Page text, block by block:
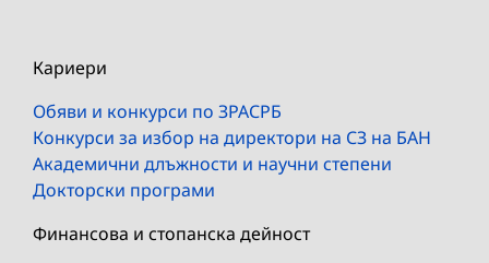
Кариери
Обяви и конкурси по ЗРАСРБ
Конкурси за избор на директори на СЗ на БАН
Академични длъжности и научни степени
Докторски програми
Финансова и стопанска дейност